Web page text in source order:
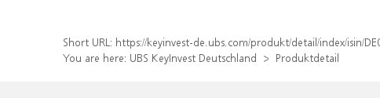
Short URL: https://keyinvest-de.ubs.com/produkt/detail/index/isin/
You are here: UBS KeyInvest Deutschland Produktdetail